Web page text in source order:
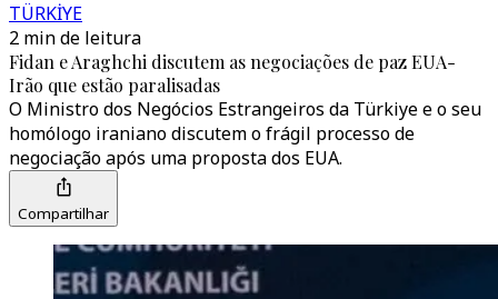
TÜRKİYE
2 min de leitura
Fidan e Araghchi discutem as negociações de paz EUA-
Irão que estão paralisadas
O Ministro dos Negócios Estrangeiros da Türkiye e o seu
homólogo iraniano discutem o frágil processo de
negociação após uma proposta dos EUA.
Compartilhar